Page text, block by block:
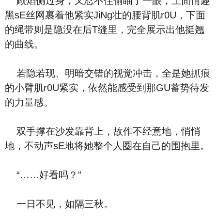
黑sE丝网裹着他紧实JiNg壮的腰背肌r0U，下面
的绳带则是隐没在后T缝里，完全展示出他挺翘
的曲线。
若隐若现、明暗交错的视觉冲击，全是她抓痕
的小臂肌r0U紧实，依然能感受到那GU蓄势待发
的力量感。
双手撑在沙发靠背上，故作不经意地，悄悄
地，不动声sE地将她整个人圈在自己的围抱里。
“……好看吗？”
一日不见，如隔三秋。